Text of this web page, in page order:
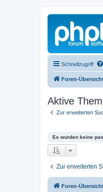
Schnellzugriff
Foren-
Aktive
Zur erweiterten
Es wurden keine
Zur erweiterten
Foren-